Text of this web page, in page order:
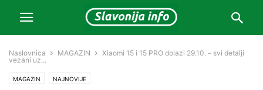
Naslovnica MAGAZIN
Xiaomi 15 i 15 PRO dolazi 29.10. – svi detalji
vezani uz...
MAGAZIN NAJNOVIJE